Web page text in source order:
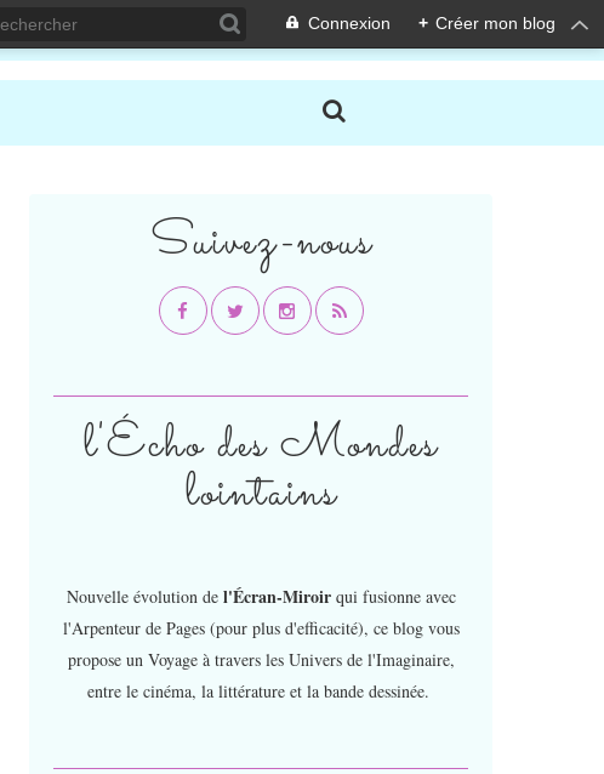
Connexion + Créer mon blog
Suivez-nous
l'Écho des Mondes
lointains
Nouvelle évolution de l'Écran-Miroir qui fusionne avec
l'Arpenteur de Pages (pour plus d'efficacité), ce blog vous
propose un Voyage à travers les Univers de l'Imaginaire,
entre le cinéma, la littérature et la bande dessinée.